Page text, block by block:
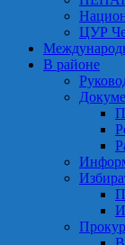
ЦУР
В районе